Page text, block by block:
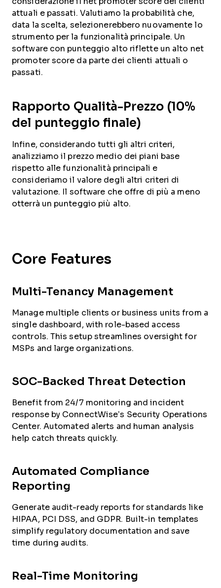
attuali e passati. Valutiamo la probabilità che,
data la scelta, selezionerebbero nuovamente lo
strumento per la funzionalità principale. Un
software con punteggio alto riflette un alto net
promoter score da parte dei clienti attuali o
passati.
Rapporto Qualità-Prezzo (10%
del punteggio finale)
Infine, considerando tutti gli altri criteri,
analizziamo il prezzo medio dei piani base
rispetto alle funzionalità principali e
consideriamo il valore degli altri criteri di
valutazione. Il software che offre di più a meno
otterrà un punteggio più alto.
Core Features
Multi-Tenancy Management
Manage multiple clients or business units from a
single dashboard, with role-based access
controls. This setup streamlines oversight for
MSPs and large organizations.
SOC-Backed Threat Detection
Benefit from 24/7 monitoring and incident
response by ConnectWise’s Security Operations
Center. Automated alerts and human analysis
help catch threats quickly.
Automated Compliance
Reporting
Generate audit-ready reports for standards like
HIPAA, PCI DSS, and GDPR. Built-in templates
simplify regulatory documentation and save
time during audits.
Real-Time Monitoring